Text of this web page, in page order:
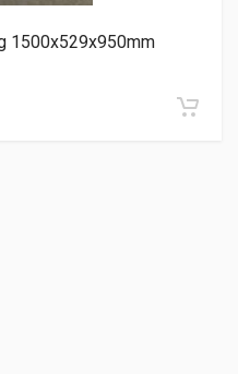
1500x529x950mm